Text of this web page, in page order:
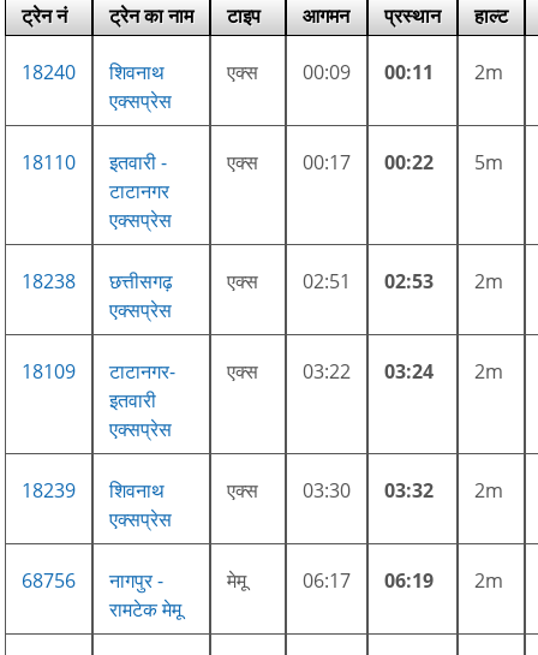
ट्रेन नं ट्रेन का नाम टाइप आगमन प्रस्थान हाल्ट
18240
शिवनाथ
एक्सप्रेस
एक्स 00:09 00:11 2m
18110
इतवारी -
टाटानगर
एक्सप्रेस
एक्स 00:17 00:22 5m
18238
छत्तीसगढ़
एक्सप्रेस
एक्स 02:51 02:53 2m
18109
टाटानगर-
इतवारी
एक्सप्रेस
एक्स 03:22 03:24 2m
18239
शिवनाथ
एक्सप्रेस
एक्स 03:30 03:32 2m
68756
नागपुर -
रामटेक मेमू
मेमू 06:17 06:19 2m